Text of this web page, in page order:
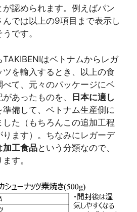
認められます。例えばパン
では以上の9項目まで表示し
です。
はベトナムからレガ
を輸入するとき、以上の食
て、元々のパッケージにベ
あったものを、 日本に適し
準備して、ベトナム生産側に
た（もちろんこの追加工程
ます）。ちなみにレガーデ
加工食品という分類なので、
す。